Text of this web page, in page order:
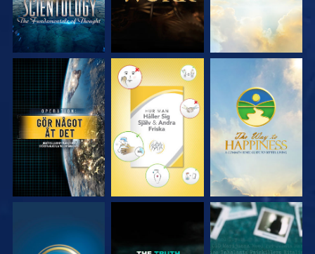
TITTA TITTA TITTA
TITTA TITTA TITTA